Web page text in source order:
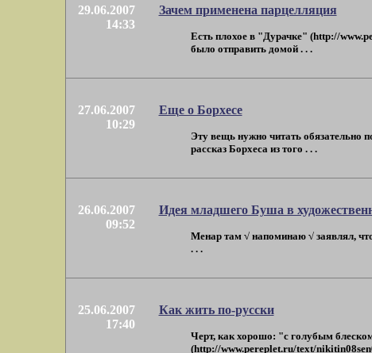
29.06.2007
14:33
Зачем применена парцелляция
Есть плохое в "Дурачке" (http://
было отправить домой . . .
27.06.2007
10:29
Еще о Борхесе
Эту вещь нужно читать
рассказ Борхеса из того . . .
26.06.2007
09:52
Идея младшего Буша в
Менар там √ напоминаю √ заявлял,
. . .
25.06.2007
17:40
Как жить по-русски
Черт, как хорошо: "с голубым
(http://www.pereplet.ru/text/